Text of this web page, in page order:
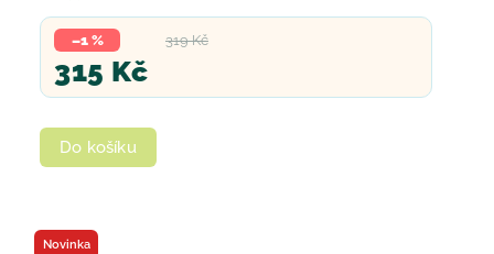
319 Kč
–1 %
315 Kč
Do košíku
Novinka